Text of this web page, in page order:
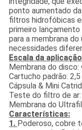
ponto aumentado
filtros hidrofóbicas
primeiro
para a membrana
necessidades
Escala da
Membrana do
Cartucho padrão: 2,5
Cápsula & Mini
Teste do filtro de ar:
Membrana do
Características:
1. Poderoso, cobre